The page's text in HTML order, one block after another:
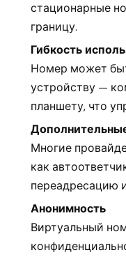
стационарные
границу.
Гибкость
Номер может
устройству —
планшету, что
Многие
как
переадресацию
Анонимность
Виртуальный